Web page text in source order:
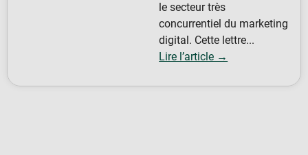
le secteur très
concurrentiel du marketing
digital. Cette lettre...
Lire l’article →